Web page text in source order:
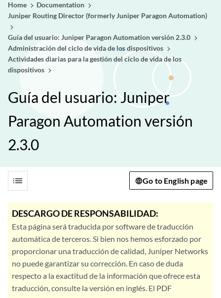
Home
Documentation
Juniper Routing Director (formerly Juniper Paragon Automation)
Guía del usuario: Juniper Paragon Automation versión 2.3.0
Administración del ciclo de vida de los dispositivos
Actividades diarias para la gestión del ciclo de vida de los
dispositivos
Guía del usuario: Juniper
Paragon Automation versión
2.3.0
list Go to English page
DESCARGO DE RESPONSABILIDAD:
Esta página será traducida por software de traducción
automática de terceros. Si bien nos hemos esforzado por
proporcionar una traducción de calidad, Juniper Networks
no puede garantizar su corrección. En caso de duda
respecto a la exactitud de la información que ofrece esta
traducción, consulte la versión en inglés. El PDF